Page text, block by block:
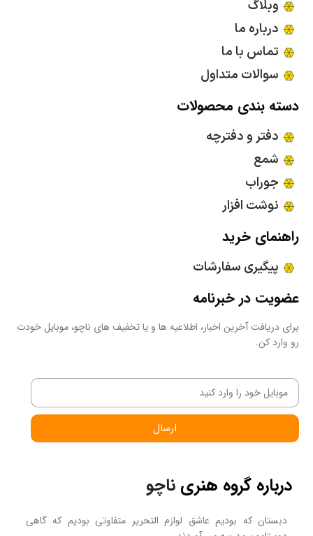
وبلاگ
درباره ما
تماس با ما
سوالات متداول
دسته بندی محصولات
دفتر و دفترچه
شمع
جوراب
نوشت افزار
راهنمای خرید
پیگیری سفارشات
عضویت در خبرنامه
برای دریافت آخرین اخبار، اطلاعیه ها و یا تخفیف های ناچو، موبایل خودت
رو وارد کن.
ارسال
درباره گروه هنری ناچو
دبستان که بودیم عاشق لوازم التحریر متفاوتی بودیم که گاهی